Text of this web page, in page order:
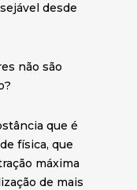
desde
não são
que é
física, que
máxima
de mais